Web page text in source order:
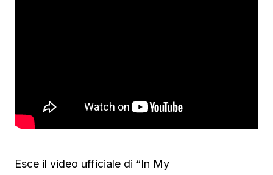
Esce il video ufficiale di “In My